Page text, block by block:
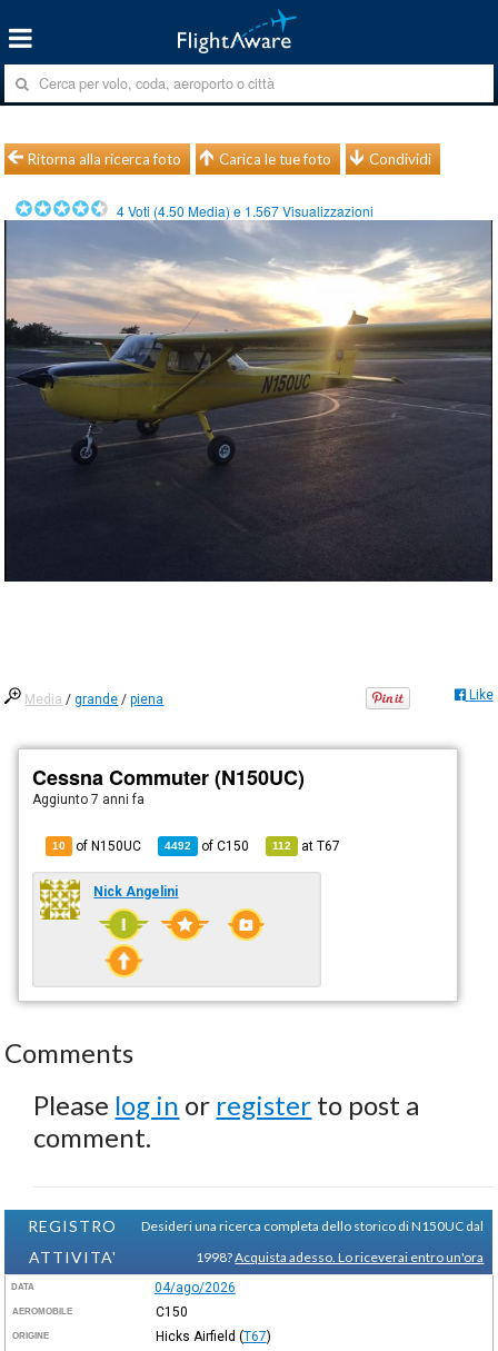
Ritorna alla ricerca foto Carica le tue foto Condividi
4Voti (4.50 Media) e 1.567Visualizzazioni
Media /grande /piena Like
Cessna Commuter (N150UC)
Aggiunto7 anni fa
10 of N150UC 4492 ofC150 112 atT67
Nick Angelini
Comments
Please log in or register to post a
comment.
REGISTRO
ATTIVITA'
Desideri una ricerca completa dello storico di N150UC dal
1998?Acquista adesso. Lo riceverai entro un'ora
DATA 04/ago/2026
AEROMOBILE C150
ORIGINE Hicks Airfield (T67)